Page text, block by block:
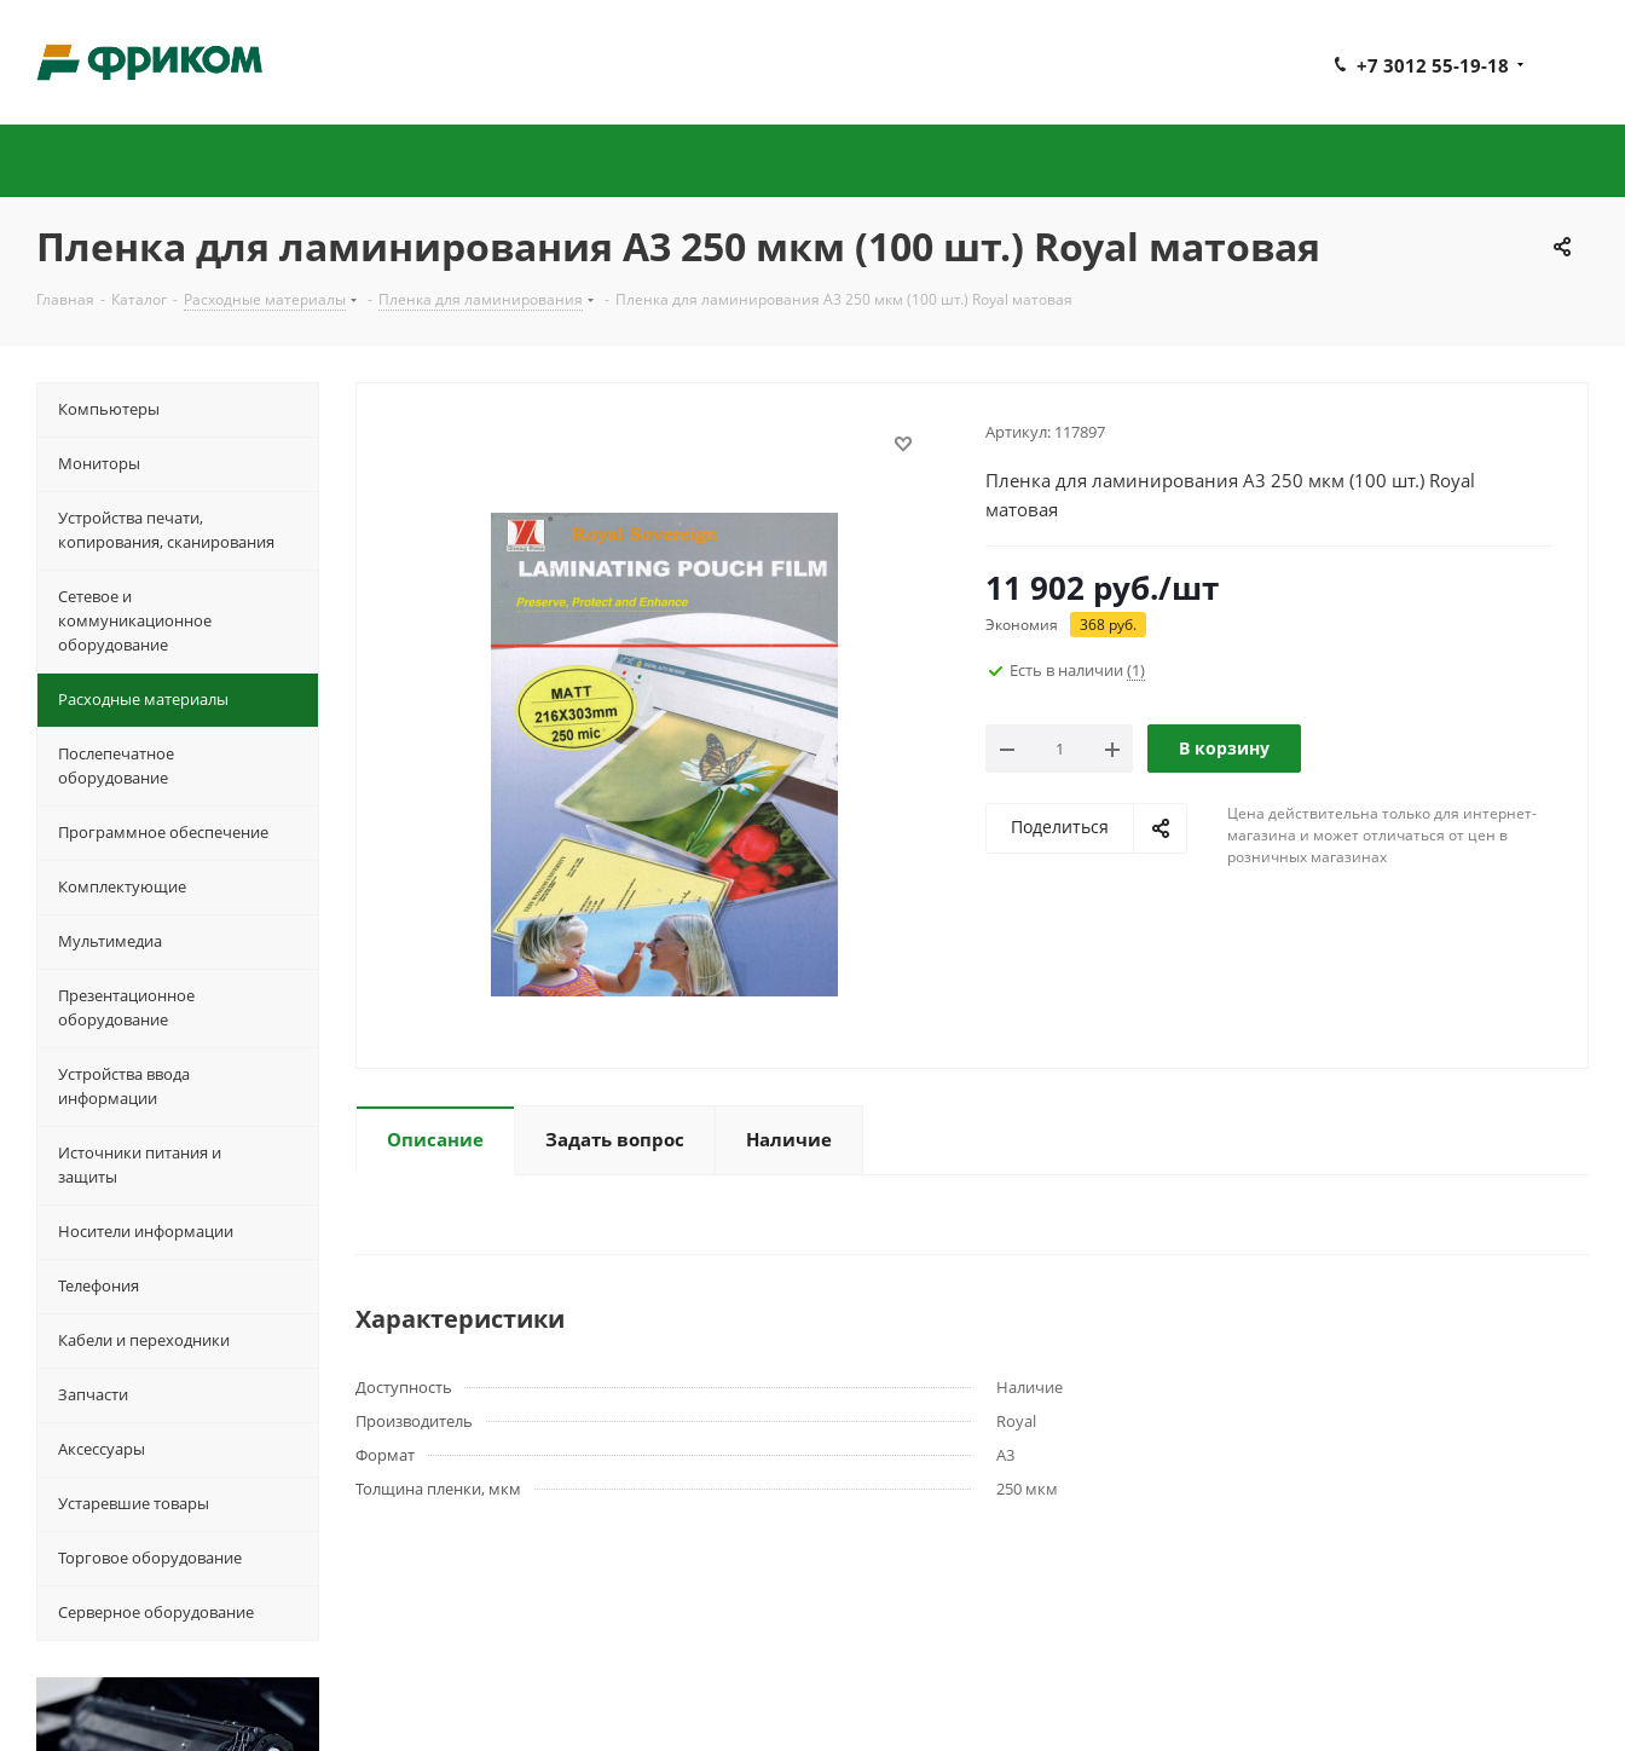
+7 3012 55-19-18
Пленка для ламинирования A3 250 мкм (100 шт.) Royal матовая
Главная - Каталог - Расходные материалы - Пленка для ламинирования - Пленка для ламинирования A3 250 мкм (100 шт.) Royal матовая
Артикул: 117897
Пленка для ламинирования A3 250 мкм (100 шт.) Royal
матовая
11 902 руб./шт
Экономия 368 руб.
Есть в наличии (1)
В корзину
Поделиться
Цена действительна только для интернет-
магазина и может отличаться от цен в
розничных магазинах
Описание Задать вопрос Наличие
Характеристики
Доступность
Наличие
Производитель
Royal
Формат
A3
Толщина пленки, мкм
250 мкм
Компьютеры
Мониторы
Устройства печати,
копирования, сканирования
Сетевое и
коммуникационное
оборудование
Расходные материалы
Послепечатное
оборудование
Программное обеспечение
Комплектующие
Мультимедиа
Презентационное
оборудование
Устройства ввода
информации
Источники питания и
защиты
Носители информации
Телефония
Кабели и переходники
Запчасти
Аксессуары
Устаревшие товары
Торговое оборудование
Серверное оборудование